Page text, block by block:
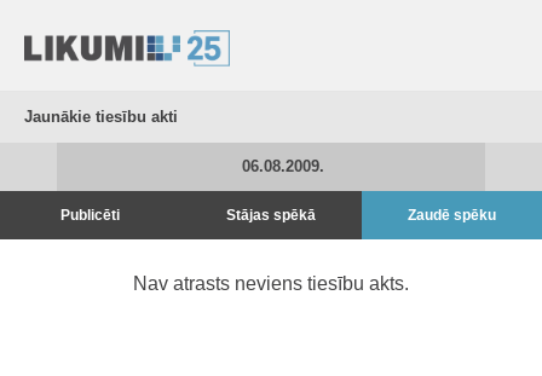
Jaunākie tiesību akti
06.08.2009.
Publicēti Stājas spēkā Zaudē spēku
Nav atrasts neviens tiesību akts.